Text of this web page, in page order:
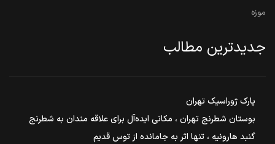
موزه
جدیدترین مطالب
پارک ژوراسیک تهران
بوستان شطرنج تهران ، مکانی ایده‌آل برای علاقه مندان به شطرنج
گنبد هارونیه ، تنها اثر به جامانده از توس قدیم